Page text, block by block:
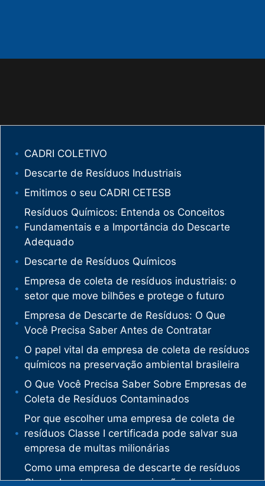
CADRI COLETIVO
Descarte de Resíduos Industriais
Emitimos o seu CADRI CETESB
Resíduos Químicos: Entenda os Conceitos
Fundamentais e a Importância do Descarte
Adequado
Descarte de Resíduos Químicos
Empresa de coleta de resíduos industriais: o
setor que move bilhões e protege o futuro
Empresa de Descarte de Resíduos: O Que
Você Precisa Saber Antes de Contratar
O papel vital da empresa de coleta de resíduos
químicos na preservação ambiental brasileira
O Que Você Precisa Saber Sobre Empresas de
Coleta de Resíduos Contaminados
Por que escolher uma empresa de coleta de
resíduos Classe I certificada pode salvar sua
empresa de multas milionárias
Como uma empresa de descarte de resíduos
Classe I protege sua organização de crimes